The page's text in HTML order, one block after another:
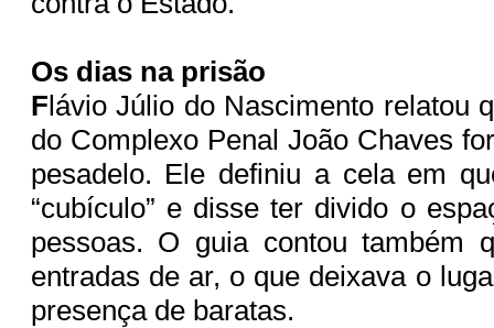
Os dias na prisão
Flávio Júlio do Nascimento relatou
do Complexo Penal João Chaves
pesadelo. Ele definiu a cela em
“cubículo” e disse ter divido o
pessoas. O guia contou também
entradas de ar, o que deixava o
presença de baratas.